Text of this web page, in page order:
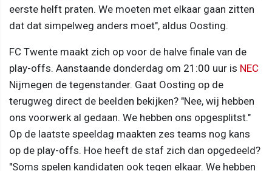
eerste helft praten. We moeten met elkaar gaan zitten
dat dat simpelweg anders moet", aldus Oosting.
FC Twente maakt zich op voor de halve finale van de
play-offs. Aanstaande donderdag om 21:00 uur is NEC
Nijmegen de tegenstander. Gaat Oosting op de
terugweg direct de beelden bekijken? "Nee, wij hebben
ons voorwerk al gedaan. We hebben ons opgesplitst."
Op de laatste speeldag maakten zes teams nog kans
op de play-offs. Hoe heeft de staf zich dan opgedeeld?
"Soms spelen kandidaten ook tegen elkaar. We hebben